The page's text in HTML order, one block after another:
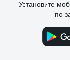
Установите
по